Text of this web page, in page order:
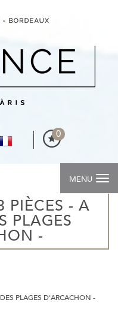
0
MENU
PLAGES
-
PLAGES D'ARCACHON -